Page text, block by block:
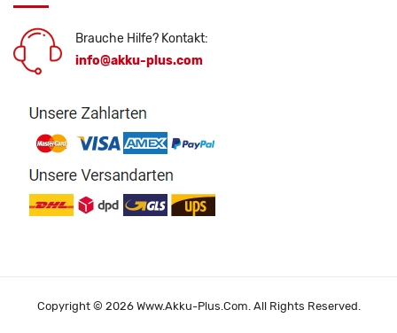
Brauche Hilfe? Kontakt:
info@akku-plus.com
Copyright © 2026 Www.akku-Plus.com. All Rights Reserved.